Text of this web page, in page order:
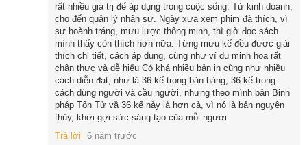
(Tôn Vũ) được cho là sống ở nước Ngô vào thế kỉ 6
TCN, cùng thời với Khổng Tử, được vua Ngô dùng làm tướng
chỉ huy quân Ngô. Qua các cuộc cầm quân chinh phạt của
Tôn Vũ, nước Ngô trở thành một trong những nước hùng
mạnh nhất thời Xuân Thu. Tôn Tử binh pháp đã tồn tại hơn
2.500 năm như một cuốn cẩm nang hàng đầu về binh pháp và
vẫn còn có sức ảnh hưởng đến tận ngày nay. Ngày nay, cuốn
sách cổ này được xem là một cẩm nang của các nhà quân
sự, một tác phẩm kinh điển đối với những nhà sử học và một
chỉ dẫn đối với những người muốn thành công trong kinh
rất nhiều giá trị để áp dụng trong cuộc sống. Từ kinh doanh,
cho đến quản lý nhân sự. Ngày xưa xem phim đã thích, vì
sự hoành tráng, mưu lược thông minh, thì giờ đọc sách
mình thấy còn thích hơn nữa. Từng mưu kế đều được giải
thích chi tiết, cách áp dụng, cũng như ví dụ minh họa rất
chân thực và dễ hiểu Có khá nhiều bản in cũng như nhiều
cách diễn đạt, như là 36 kế trong bán hàng, 36 kế trong
cách dùng người và cầu người, nhưng theo mình bản Binh
pháp Tôn Tử vầ 36 kế này là hơn cả, vì nó là bản nguyên
thủy, khơi gợi sức sáng tạo của mỗi người
Trả lời
6 năm trước